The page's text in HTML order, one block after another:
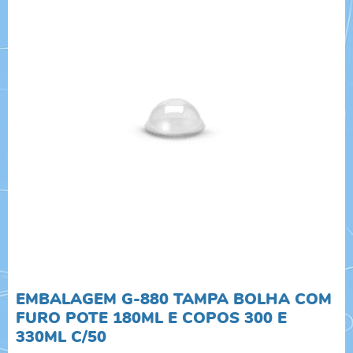
EMBALAGEM G-880 TAMPA BOLHA COM
FURO POTE 180ML E COPOS 300 E
330ML C/50